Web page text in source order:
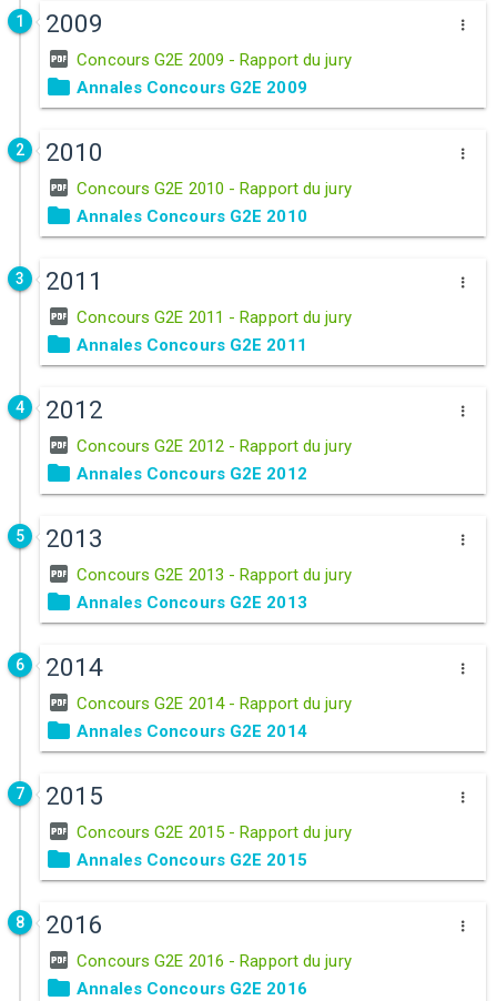
1 2009
Concours G2E 2009 - Rapport du jury
Annales Concours G2E 2009
2 2010
Concours G2E 2010 - Rapport du jury
Annales Concours G2E 2010
3 2011
Concours G2E 2011 - Rapport du jury
Annales Concours G2E 2011
4 2012
Concours G2E 2012 - Rapport du jury
Annales Concours G2E 2012
5 2013
Concours G2E 2013 - Rapport du jury
Annales Concours G2E 2013
6 2014
Concours G2E 2014 - Rapport du jury
Annales Concours G2E 2014
7 2015
Concours G2E 2015 - Rapport du jury
Annales Concours G2E 2015
8 2016
Concours G2E 2016 - Rapport du jury
Annales Concours G2E 2016